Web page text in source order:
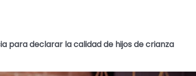
para declarar la calidad de hijos de crianza